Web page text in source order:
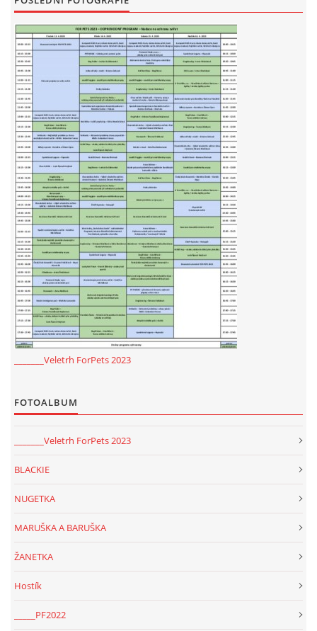
_______Veletrh ForPets 2023
FOTOALBUM
_______Veletrh ForPets 2023
BLACKIE
NUGETKA
MARUŠKA A BARUŠKA
ŽANETKA
Hostík
_____PF2022